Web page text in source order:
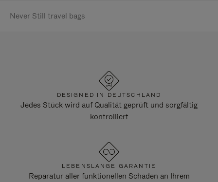
Never Still travel bags
DESIGNED IN DEUTSCHLAND
Jedes Stück wird auf Qualität geprüft und sorgfältig
kontrolliert
LEBENSLANGE GARANTIE
Reparatur aller funktionellen Schäden an Ihrem